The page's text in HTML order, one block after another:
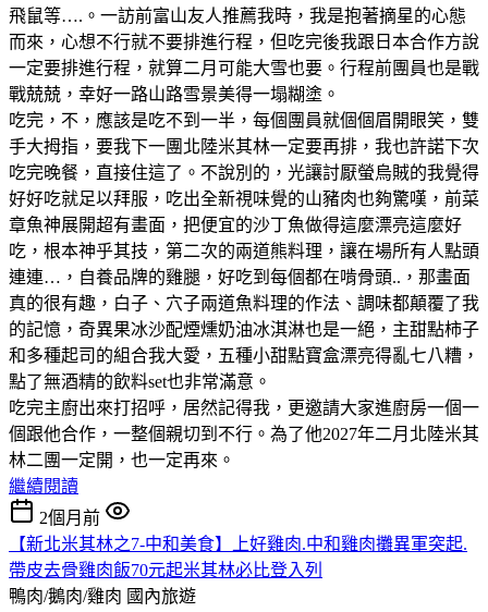
飛鼠等….。一訪前富山友人推薦我時，我是抱著摘星的心態
而來，心想不行就不要排進行程，但吃完後我跟日本合作方說
一定要排進行程，就算二月可能大雪也要。行程前團員也是戰
戰兢兢，幸好一路山路雪景美得一塌糊塗。
吃完，不，應該是吃不到一半，每個團員就個個眉開眼笑，雙
手大拇指，要我下一團北陸米其林一定要再排，我也許諾下次
吃完晚餐，直接住這了。不說別的，光讓討厭螢烏賊的我覺得
好好吃就足以拜服，吃出全新視味覺的山豬肉也夠驚嘆，前菜
章魚神展開超有畫面，把便宜的沙丁魚做得這麼漂亮這麼好
吃，根本神乎其技，第二次的兩道熊料理，讓在場所有人點頭
連連…，自養品牌的雞腿，好吃到每個都在啃骨頭..，那畫面
真的很有趣，白子、穴子兩道魚料理的作法、調味都顛覆了我
的記憶，奇異果冰沙配煙燻奶油冰淇淋也是一絕，主甜點柿子
和多種起司的組合我大愛，五種小甜點寶盒漂亮得亂七八糟，
點了無酒精的飲料set也非常滿意。
吃完主廚出來打招呼，居然記得我，更邀請大家進廚房一個一
個跟他合作，一整個親切到不行。為了他2027年二月北陸米其
林二團一定開，也一定再來。
繼續閱讀
2個月前
【新北米其林之7-中和美食】上好雞肉.中和雞肉攤異軍突起.
帶皮去骨雞肉飯70元起米其林必比登入列
鴨肉/鵝肉/雞肉 國內旅遊